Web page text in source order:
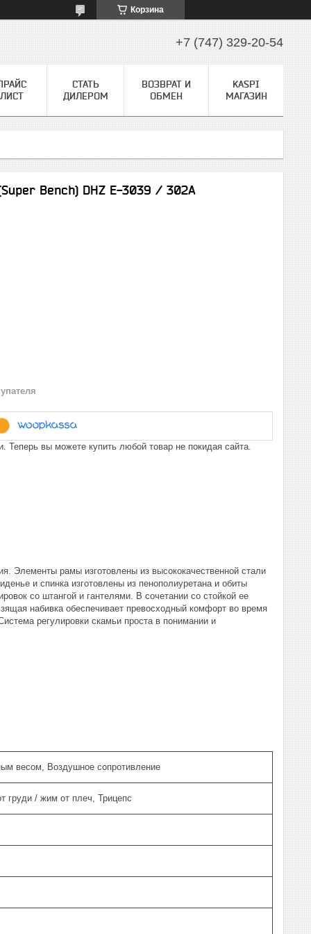
Корзина
+7 (747) 329-20-54
ЛИСТ
СТАТЬ
ДИЛЕРОМ
ВОЗВРАТ И
ОБМЕН
KASPI
МАГАЗИН
Bench) DHZ E-3039 / 302A
вы можете купить любой товар не покидая сайта.
Элементы рамы изготовлены из высококачественной стали
и спинка изготовлены из пенополиуретана и обиты
со штангой и гантелями. В сочетании со стойкой ее
набивка обеспечивает превосходный комфорт во время
регулировки скамьи проста в понимании и
весом, Воздушное сопротивление
груди / жим от плеч, Трицепс